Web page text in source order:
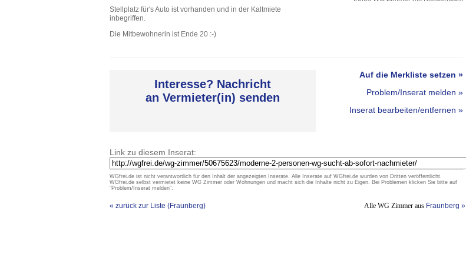
Stellplatz für's Auto ist vorhanden und in der Kaltmiete
inbegriffen.
Die Mitbewohnerin ist Ende 20 :-)
Interesse? Nachricht
an Vermieter(in) senden
Auf die Merkliste setzen »
Problem/Inserat melden »
Inserat bearbeiten/entfernen »
Link zu diesem Inserat:
WGfrei.de ist nicht verantwortlich für den Inhalt der angezeigten Inserate. Alle Inserate auf WGfrei.de wurden von Dritten veröffentlicht.
WGfrei.de selbst vermietet keine WG Zimmer oder Wohnungen und macht sich die Inhalte nicht zu Eigen. Bei Problemen klicken Sie bitte auf
"Problem/Inserat melden".
« zurück zur Liste (Fraunberg) Alle WG Zimmer aus Fraunberg »